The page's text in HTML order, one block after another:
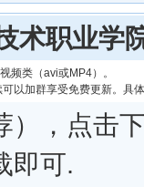
术职业学
频类（avi或MP4）。
以加群享受免费更新。具
），点击
即可.